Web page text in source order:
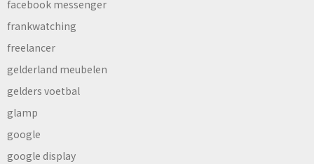
facebook messenger
frankwatching
freelancer
gelderland meubelen
gelders voetbal
glamp
google
google display